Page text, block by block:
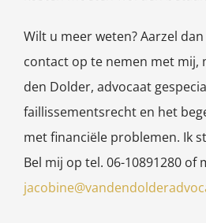
Wilt u meer weten? Aarzel
contact op te nemen met mij,
den Dolder, advocaat
faillissementsrecht en het
met financiële problemen. Ik
Bel mij op tel. 06-10891280 of